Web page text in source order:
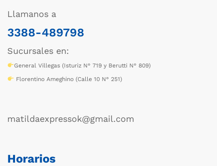
Llamanos a
3388-489798
Sucursales en:
General Villegas (Isturiz N° 719 y Berutti N° 809)
Florentino Ameghino (Calle 10 N° 251)
matildaexpressok@gmail.com
Horarios